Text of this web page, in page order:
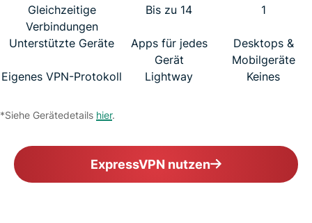
Gleichzeitige
Verbindungen
Bis zu 14 1
Unterstützte Geräte
Apps für jedes
Gerät
Desktops &
Mobilgeräte
Eigenes VPN-Protokoll
Lightway Keines
*Siehe Gerätedetails hier.
ExpressVPN nutzen